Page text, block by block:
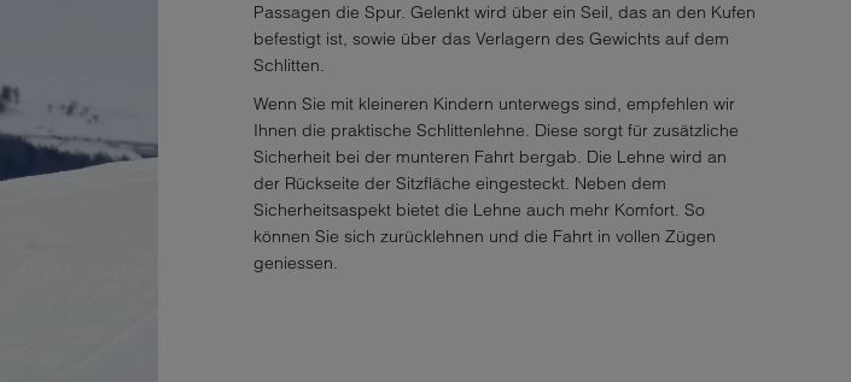
Passagen die Spur. Gelenkt wird über ein Seil, das an den Kufen
befestigt ist, sowie über das Verlagern des Gewichts auf dem
Schlitten.
Wenn Sie mit kleineren Kindern unterwegs sind, empfehlen wir
Ihnen die praktische Schlittenlehne. Diese sorgt für zusätzliche
Sicherheit bei der munteren Fahrt bergab. Die Lehne wird an
der Rückseite der Sitzfläche eingesteckt. Neben dem
Sicherheitsaspekt bietet die Lehne auch mehr Komfort. So
können Sie sich zurücklehnen und die Fahrt in vollen Zügen
geniessen.